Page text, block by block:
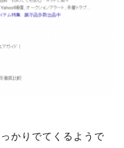
かりでてくるようで